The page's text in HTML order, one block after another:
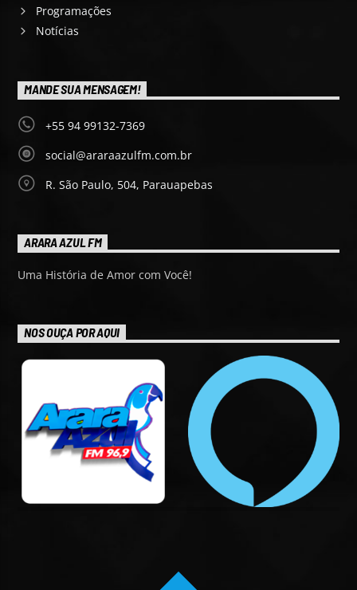
Programações
Notícias
MANDE SUA MENSAGEM!
+55 94 99132-7369
social@araraazulfm.com.br
R. São Paulo, 504, Parauapebas
ARARA AZUL FM
Uma História de Amor com Você!
NOS OUÇA POR AQUI